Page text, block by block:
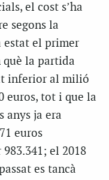
el cost s’ha
segons la
estat el primer
la partida
inferior al milió
euros, tot i que la
anys ja era
euros
983.341; el 2018
es tancà